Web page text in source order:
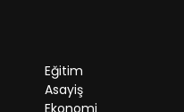
Eğitim
Asayiş
Ekonomi